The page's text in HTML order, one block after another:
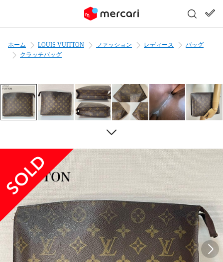
ホーム LOUIS VUITTON ファッション レディース
バッグ
クラッチバッグ